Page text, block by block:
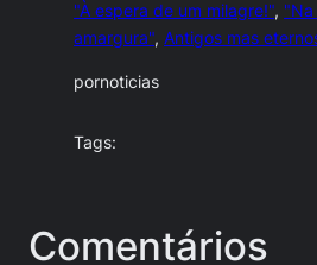
"À espera de um milagre!", "Na
amargura", Antigos mas
pornoticias
Tags:
Comentários